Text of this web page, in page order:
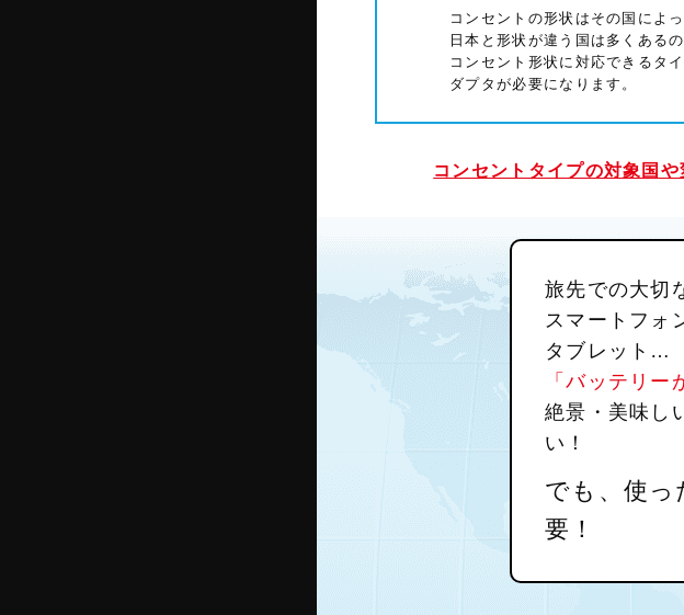
コンセントの形状はその国によっ
日本と形状が違う国は多くある
コンセント形状に対応できるタ
ダプタが必要になります。
コンセントタイプの対象国
旅先での大切
スマートフォ
タブレット…
「バッテリー
絶景・美味し
い！
でも、使っ
要！